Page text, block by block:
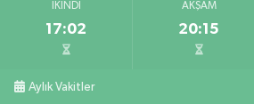
İKINDI
17:02
AKŞAM
20:15
Aylık Vakitler